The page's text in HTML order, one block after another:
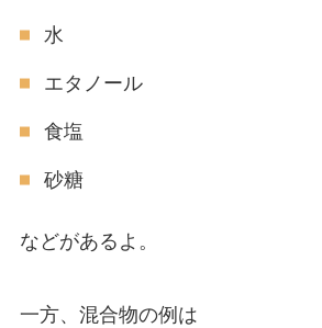
水
エタノール
食塩
砂糖
などがあるよ。
一方、混合物の例は